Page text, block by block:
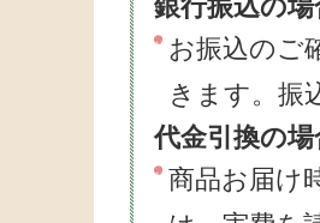
銀行振込の場
お振込のご
きます。振
代金引換の場
商品お届け